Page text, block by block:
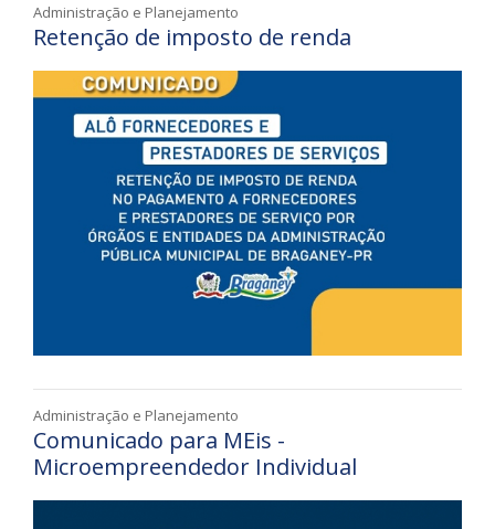
Administração e Planejamento
Retenção de imposto de renda
Administração e Planejamento
Comunicado para MEis -
Microempreendedor Individual